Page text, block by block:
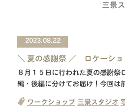
三景
2023.08.22
＼ 夏の感謝祭 ／ ロケーショ
８月１５日に行われた夏の感謝祭
編・後編に分けてお届け！今回は
ワークショップ 三景スタジオ